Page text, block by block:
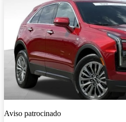
Aviso patrocinado